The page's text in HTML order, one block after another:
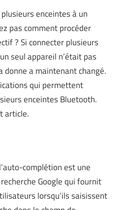
enceintes à un
pas comment procéder
? Si connecter plusieurs
seul appareil n’était pas
donne a maintenant changé.
qui permettent
enceintes Bluetooth.
article.
complétion est une
Google qui fournit
lorsqu’ils saisissent